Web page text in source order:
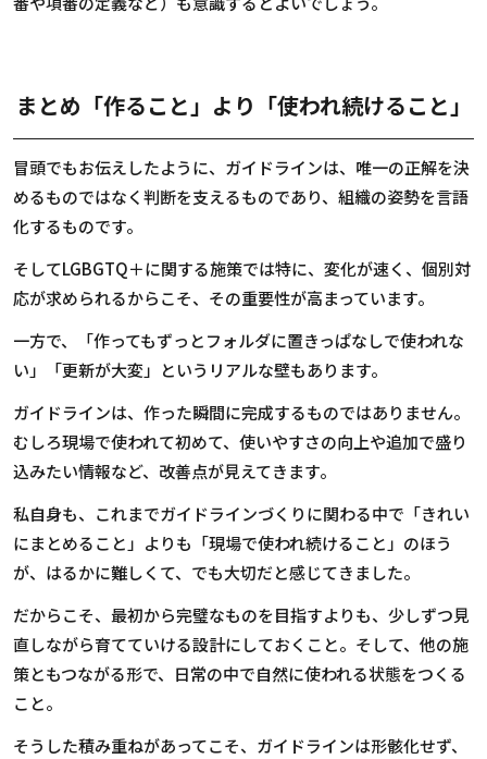
まとめ「作ること」より「使われ続けること」
冒頭でもお伝えしたように、ガイドラインは、唯一の正解を決
めるものではなく判断を支えるものであり、組織の姿勢を言語
化するものです。
そしてLGBGTQ＋に関する施策では特に、変化が速く、個別対
応が求められるからこそ、その重要性が高まっています。
一方で、「作ってもずっとフォルダに置きっぱなしで使われな
い」「更新が大変」というリアルな壁もあります。
ガイドラインは、作った瞬間に完成するものではありません。
むしろ現場で使われて初めて、使いやすさの向上や追加で盛り
込みたい情報など、改善点が見えてきます。
私自身も、これまでガイドラインづくりに関わる中で「きれい
にまとめること」よりも「現場で使われ続けること」のほう
が、はるかに難しくて、でも大切だと感じてきました。
だからこそ、最初から完璧なものを目指すよりも、少しずつ見
直しながら育てていける設計にしておくこと。そして、他の施
策ともつながる形で、日常の中で自然に使われる状態をつくる
こと。
そうした積み重ねがあってこそ、ガイドラインは形骸化せず、